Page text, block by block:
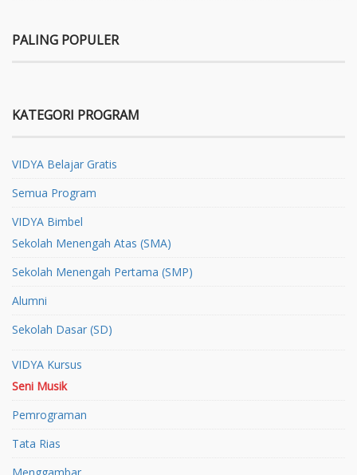
PALING POPULER
KATEGORI PROGRAM
VIDYA Belajar Gratis
Semua Program
VIDYA Bimbel
Sekolah Menengah Atas (SMA)
Sekolah Menengah Pertama (SMP)
Alumni
Sekolah Dasar (SD)
VIDYA Kursus
Seni Musik
Pemrograman
Tata Rias
Menggambar